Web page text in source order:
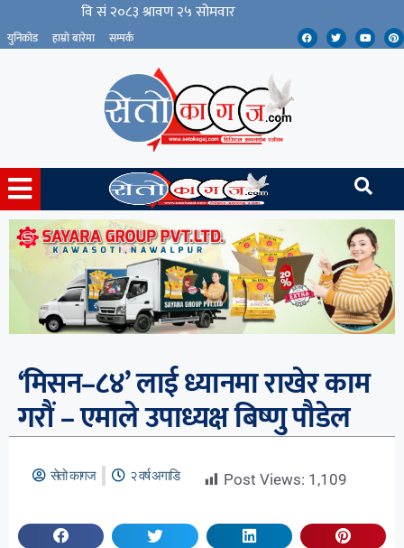
युनिकोड हाम्रो बारेमा सम्पर्क
‘मिसन–८४’ लाई ध्यानमा राखेर काम
गरौं – एमाले उपाध्यक्ष बिष्णु पौडेल
सेतो कागज २ वर्ष अगाडि Post Views: 1,109